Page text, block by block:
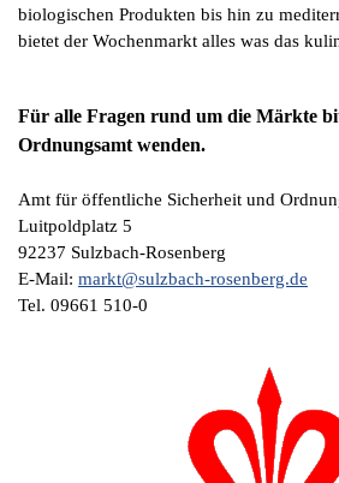
biologischen Produkten bis hin zu
bietet der Wochenmarkt alles was das
Für alle Fragen rund um die Märkte
Ordnungsamt wenden.
Amt für öffentliche Sicherheit und
Luitpoldplatz 5
92237 Sulzbach-Rosenberg
E-Mail: markt@sulzbach-rosenberg.de
Tel. 09661 510-0